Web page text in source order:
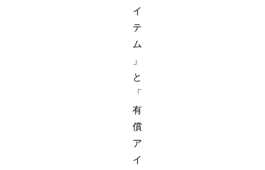
イ
テ
ム
」
と
「
有
償
ア
イ